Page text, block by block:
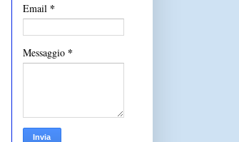
Email *
Messaggio *